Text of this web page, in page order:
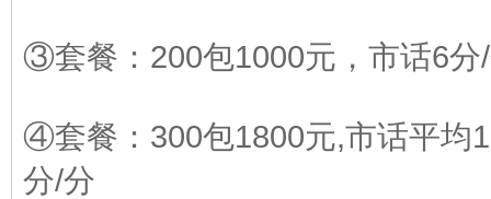
③套餐：200包1000元，市话6分
④套餐：300包1800元,市话平均
分/分